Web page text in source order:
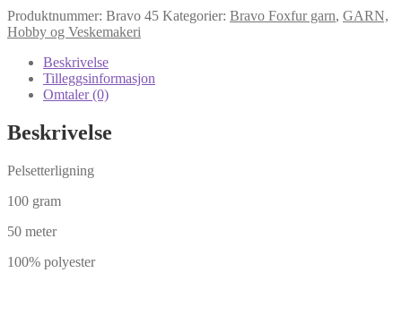
Produktnummer: Bravo 45 Kategorier: Bravo Foxfur garn, GARN,
Hobby og Veskemakeri
Beskrivelse
Tilleggsinformasjon
Omtaler (0)
Beskrivelse
Pelsetterligning
100 gram
50 meter
100% polyester